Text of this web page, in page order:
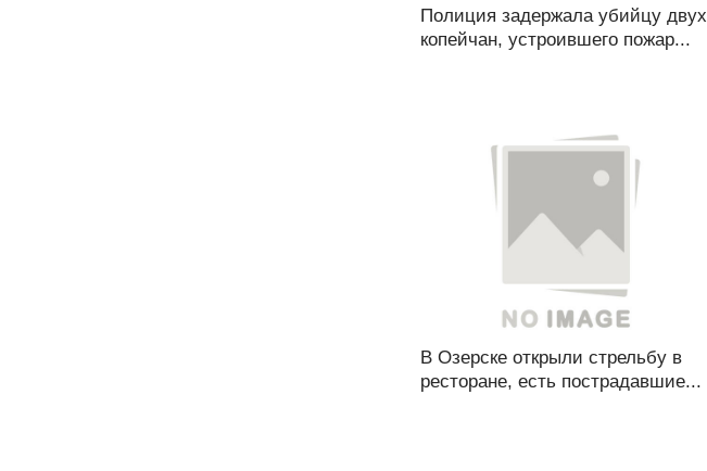
Полиция задержала убийцу двух
копейчан, устроившего пожар...
В Озерске открыли стрельбу в
ресторане, есть пострадавшие...